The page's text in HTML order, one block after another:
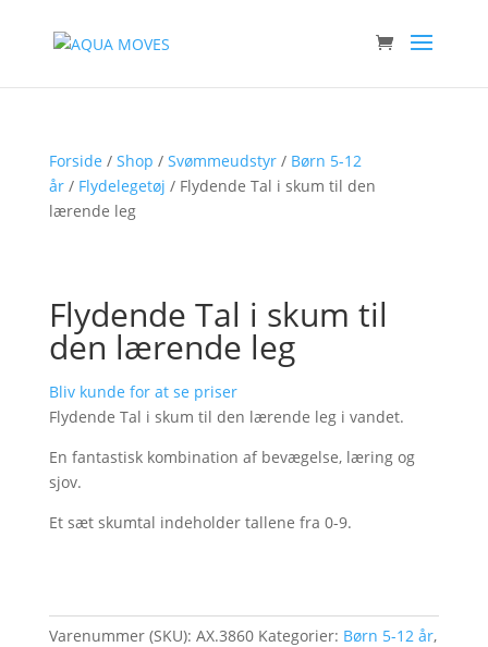
Forside / Shop / Svømmeudstyr/ Børn 5-12
år/ Flydelegetøj / Flydende Tal i skum til den
lærende leg
Flydende Tal i skum til
den lærende leg
Bliv kunde for at se priser
Flydende Tal i skum til den lærende leg i vandet.
En fantastisk kombination af bevægelse, læring og
sjov.
Et sæt skumtal indeholder tallene fra 0-9.
Varenummer (SKU): AX.3860 Kategorier: Børn 5-12 år,